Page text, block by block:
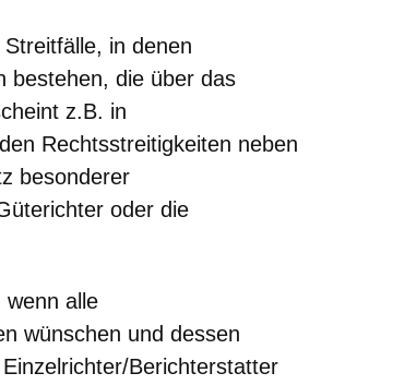
in denen
bestehen, die über das
z.B. in
Rechtsstreitigkeiten neben
besonderer
oder die
wenn alle
wünschen und dessen
Berichterstatter